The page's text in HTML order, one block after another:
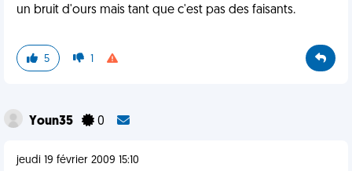
un bruit d'ours mais tant que c'est pas des faisants.
5 1
Youn35 0
jeudi 19 février 2009 15:10